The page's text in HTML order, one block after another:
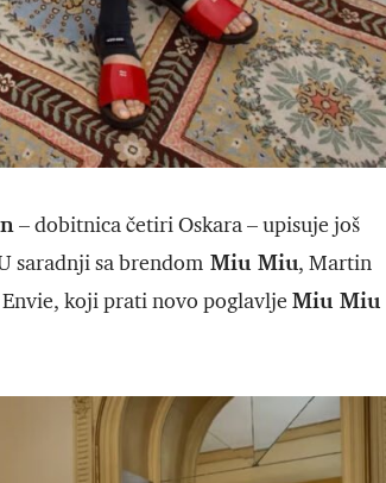
– dobitnica četiri Oskara – upisuje još
saradnji sa brendom Miu Miu, Martin
koji prati novo poglavlje Miu Miu